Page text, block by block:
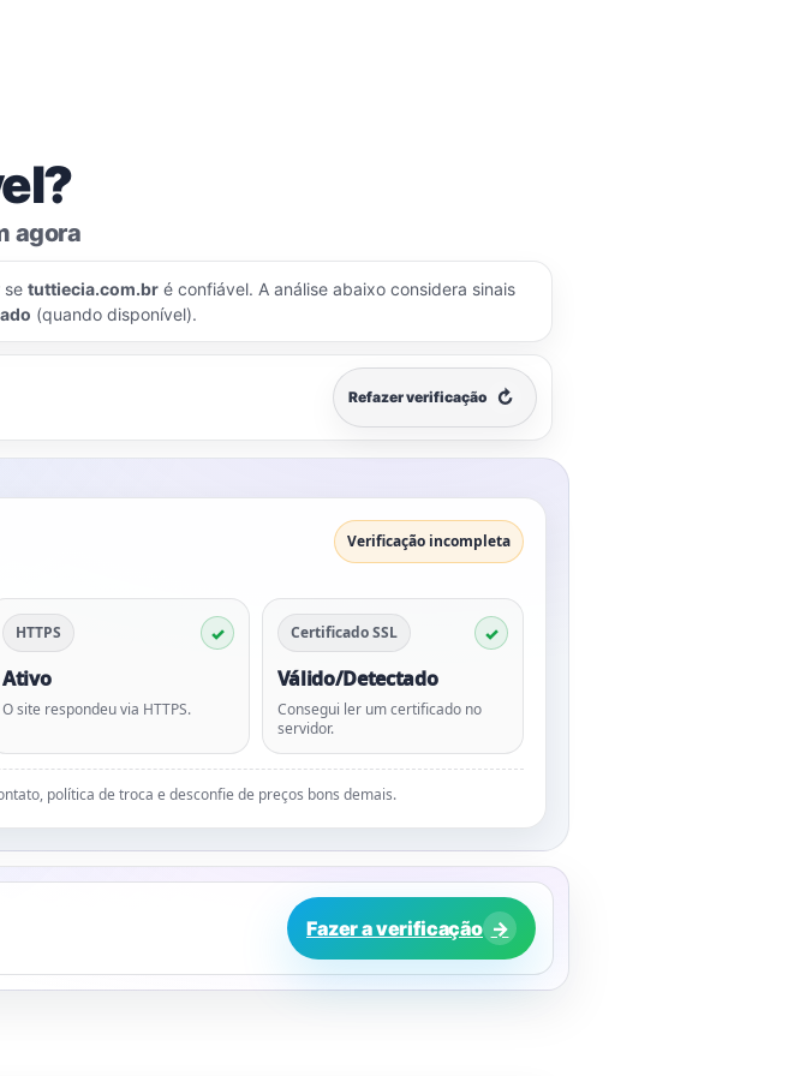
agora
se tuttiecia.com.br é confiável. A análise abaixo considera sinais
(quando disponível).
Refazer verificação ↻
Verificação incompleta
HTTPS
Ativo
O site respondeu via HTTPS.
Certificado SSL
Válido/Detectado
Consegui ler um certificado no
servidor.
política de troca e desconfie de preços bons demais.
Fazer a verificação →